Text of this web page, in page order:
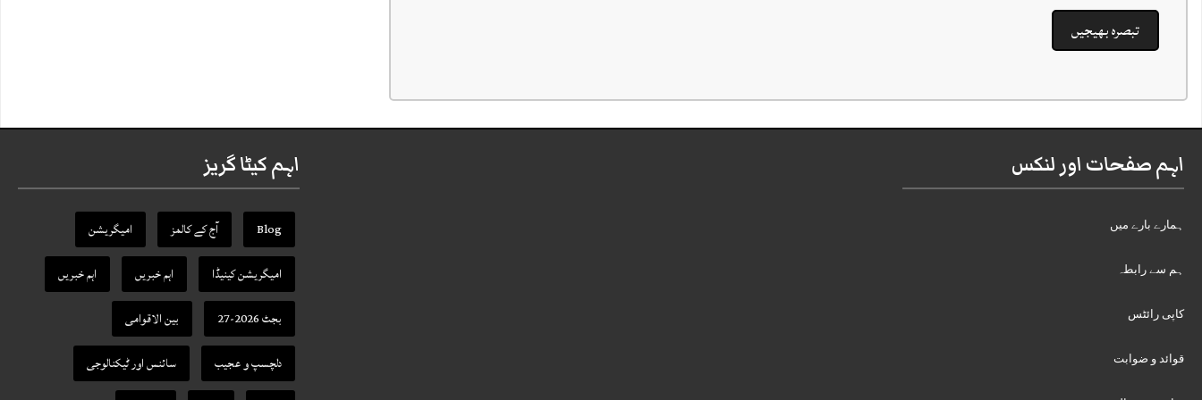
اہم صفحات اور لنکس
ہمارے بارے میں
ہم سے رابطہ
کاپی رائٹس
قوائد و ضوابت
اہم کیٹا گریز
Blog آج کے کالمز
امیگریشن
امیگریشن کینیڈا
اہم خبریں
اہم خبریں
بجٹ 2026-27
بین الاقوامی
دلچسپ و عجیب
سائنس اور ٹیکنالوجی